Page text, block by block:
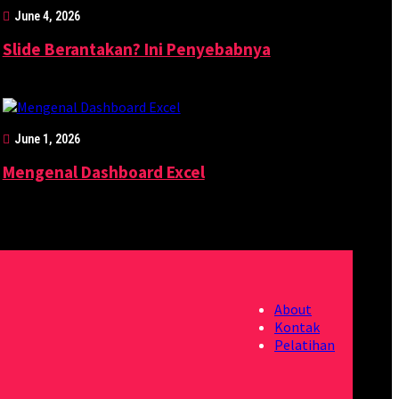
June 4, 2026
Slide Berantakan? Ini Penyebabnya
June 1, 2026
Mengenal Dashboard Excel
About
Kontak
Pelatihan